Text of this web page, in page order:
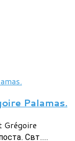
Palamas.
Grégoire
Свт....